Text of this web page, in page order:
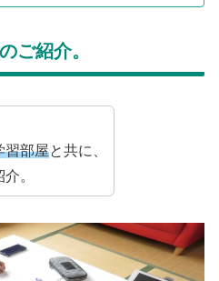
ご紹介。
習部屋と共に、
。